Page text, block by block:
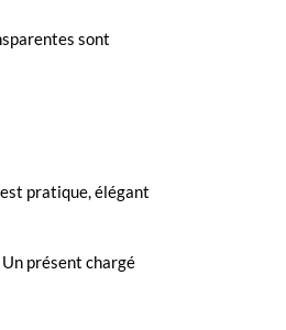
sont
pratique, élégant
présent chargé